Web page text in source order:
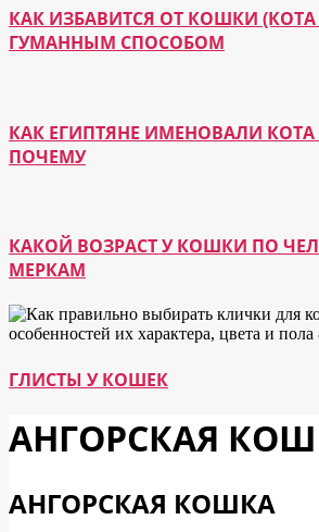
КАК ИЗБАВИТСЯ ОТ КОШКИ
ГУМАННЫМ СПОСОБОМ
КАК ЕГИПТЯНЕ ИМЕНОВАЛИ
ПОЧЕМУ
КАКОЙ ВОЗРАСТ У КОШКИ ПО
МЕРКАМ
ГЛИСТЫ У КОШЕК
АНГОРСКАЯ
АНГОРСКАЯ КОШКА